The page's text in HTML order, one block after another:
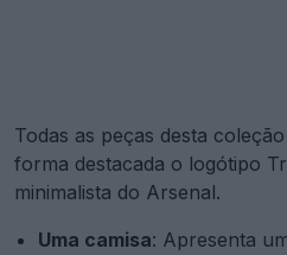
Todas as peças desta
forma destacada o logótipo
minimalista do Arsenal.
Uma camisa: Apresenta